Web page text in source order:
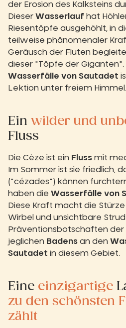
der Erosion des Kalksteins
Dieser Wasserlauf hat
Riesentöpfe ausgehöhlt, in
teilweise phänomenaler
Geräusch der Fluten
dieser "Töpfe der Giganten".
Wasserfälle von Sautadet
Lektion unter freiem Himmel.
Ein wilder und
Fluss
Die Cèze ist ein Fluss mit
Im Sommer ist sie friedlich,
("cézades") können
haben die Wasserfälle von
Diese Kraft macht die Stürze
Wirbel und unsichtbare
Präventionsbotschaften der
jeglichen Badens an den
Sautadet in diesem Gebiet.
Eine einzigartige
zu den schönsten
zählt